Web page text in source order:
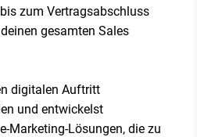
zum Vertragsabschluss
gesamten Sales
digitalen Auftritt
und entwickelst
Marketing-Lösungen, die zu